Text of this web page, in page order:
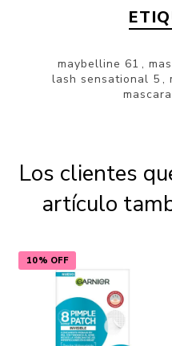
maybelline 61 ,
lash sensational 5 ,
Los clientes
artículo
10% OFF